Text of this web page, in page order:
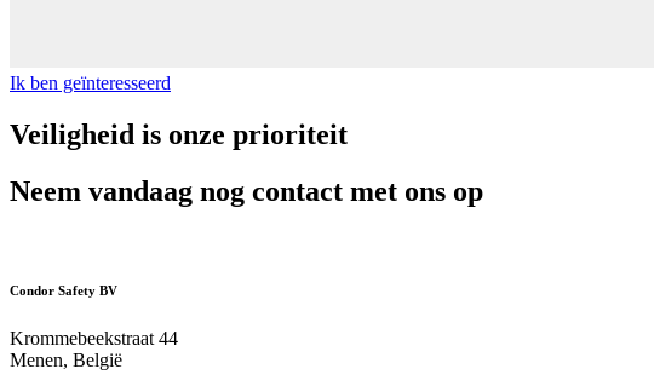
Ik ben geïnteresseerd
Veiligheid is onze prioriteit
Neem vandaag nog contact met ons op
Condor Safety BV
Krommebeekstraat 44
Menen, België